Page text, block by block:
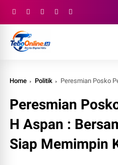
Home Politik Peresmian Posko Pemenangan, H
Peresmian
H Aspan :
Siap Memimpin